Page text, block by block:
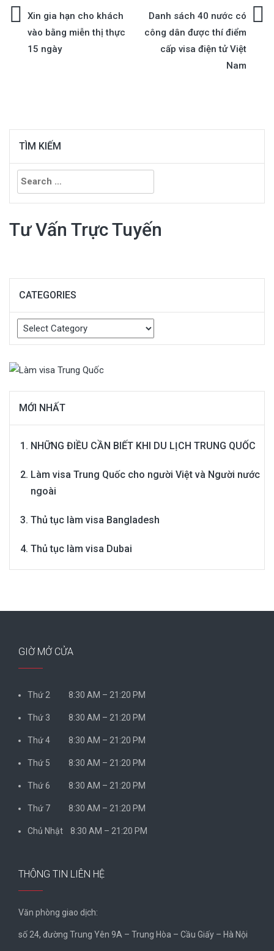
Post
Xin gia hạn cho khách
vào bằng miễn thị thực
15 ngày
Danh sách 40 nước có
công dân được thí điểm
cấp visa điện tử Việt
Nam
TÌM KIẾM
Search
Tư Vấn Trực Tuyến
CATEGORIES
Categories
MỚI NHẤT
NHỮNG ĐIỀU CẦN BIẾT KHI DU LỊCH TRUNG QUỐC
Làm visa Trung Quốc cho người Việt và Người nước
ngoài
Thủ tục làm visa Bangladesh
Thủ tục làm visa Dubai
GIỜ MỞ CỬA
Thứ 2 8:30 AM – 21:20 PM
Thứ 3 8:30 AM – 21:20 PM
Thứ 4 8:30 AM – 21:20 PM
Thứ 5 8:30 AM – 21:20 PM
Thứ 6 8:30 AM – 21:20 PM
Thứ 7 8:30 AM – 21:20 PM
Chủ Nhật 8:30 AM – 21:20 PM
THÔNG TIN LIÊN HỆ
Văn phòng giao dịch:
số 24, đường Trung Yên 9A – Trung Hòa – Cầu Giấy – Hà Nội